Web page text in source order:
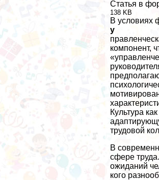
Статья в
138 KB
В условиях
у
компонент,
Культура
трудовой
В
сфере
ожиданий
кого